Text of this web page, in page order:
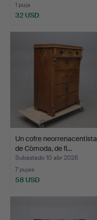
1 puja
32 USD
Un cofre neorrenacentista
de Còmoda, de fi…
Subastado 10 abr 2026
7 pujas
58 USD